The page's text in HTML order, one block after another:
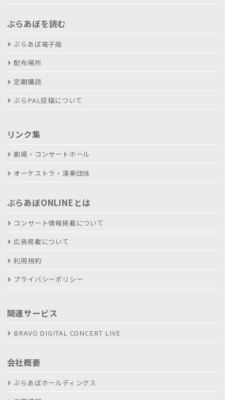
ぶらあぼを読む
ぶらあぼ電子版
配布場所
定期購読
ぶらPAL投稿について
リンク集
劇場・コンサートホール
オーケストラ・演奏団体
ぶらあぼONLINEとは
コンサート情報掲載について
広告掲載について
利用規約
プライバシーポリシー
関連サービス
BRAVO DIGITAL CONCERT LIVE
会社概要
ぶらあぼホールディングス